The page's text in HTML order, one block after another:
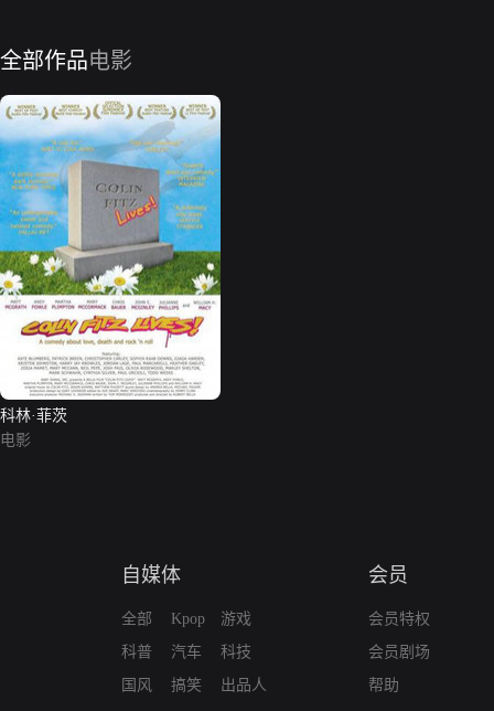
全部作品电影
科林·菲茨
电影
自媒体
全部
科普
国风
Kpop
汽车
搞笑
游戏
科技
出品人
会员
会员特权
会员剧场
帮助